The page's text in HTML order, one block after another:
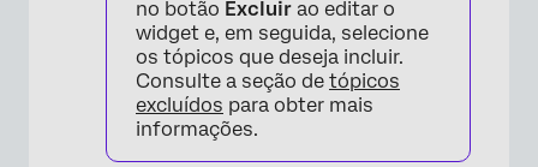
no botão Excluir ao editar o
widget e, em seguida, selecione
os tópicos que deseja incluir.
Consulte a seção de tópicos
excluídos para obter mais
informações.